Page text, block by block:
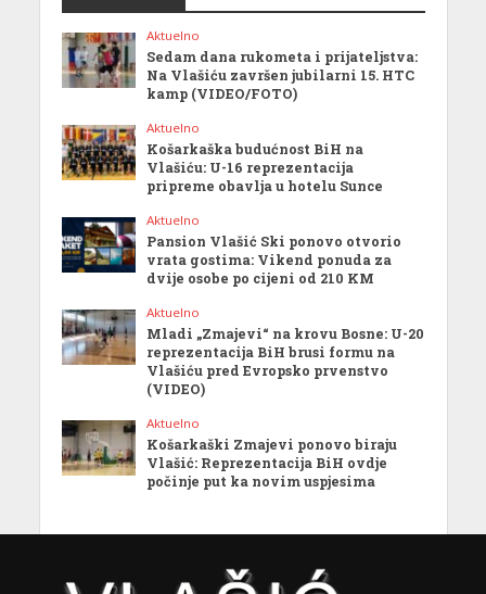
Aktuelno
Sedam dana rukometa i prijateljstva:
Na Vlašiću završen jubilarni 15. HTC
kamp (VIDEO/FOTO)
Aktuelno
Košarkaška budućnost BiH na
Vlašiću: U-16 reprezentacija
pripreme obavlja u hotelu Sunce
Aktuelno
Pansion Vlašić Ski ponovo otvorio
vrata gostima: Vikend ponuda za
dvije osobe po cijeni od 210 KM
Aktuelno
Mladi „Zmajevi“ na krovu Bosne: U-20
reprezentacija BiH brusi formu na
Vlašiću pred Evropsko prvenstvo
(VIDEO)
Aktuelno
Košarkaški Zmajevi ponovo biraju
Vlašić: Reprezentacija BiH ovdje
počinje put ka novim uspjesima